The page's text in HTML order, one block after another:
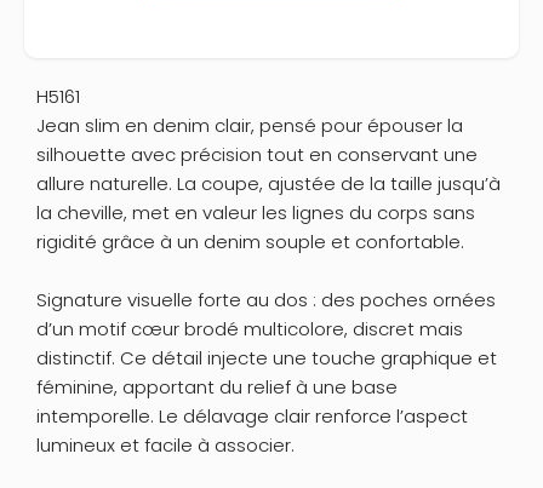
H5161
Jean slim en denim clair, pensé pour épouser la
silhouette avec précision tout en conservant une
allure naturelle. La coupe, ajustée de la taille jusqu’à
la cheville, met en valeur les lignes du corps sans
rigidité grâce à un denim souple et confortable.
Signature visuelle forte au dos : des poches ornées
d’un motif cœur brodé multicolore, discret mais
distinctif. Ce détail injecte une touche graphique et
féminine, apportant du relief à une base
intemporelle. Le délavage clair renforce l’aspect
lumineux et facile à associer.